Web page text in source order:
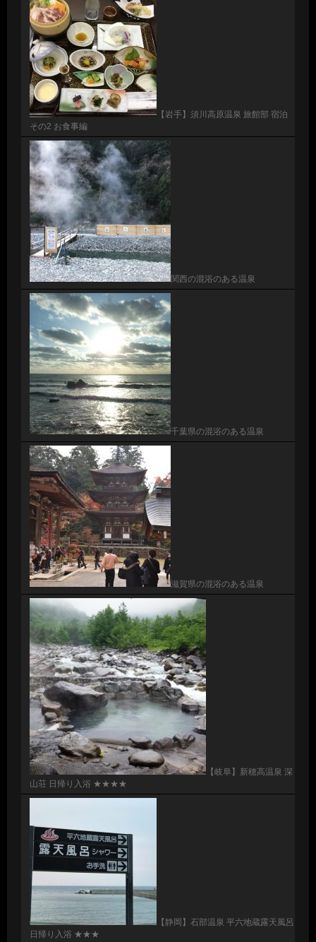
【岩手】須川高原温泉 旅館部 宿泊
その2 お食事編
関西の混浴のある温泉
千葉県の混浴のある温泉
滋賀県の混浴のある温泉
【岐阜】新穂高温泉 深
山荘 日帰り入浴 ★★★★
【静岡】石部温泉 平六地蔵露天風呂
日帰り入浴 ★★★